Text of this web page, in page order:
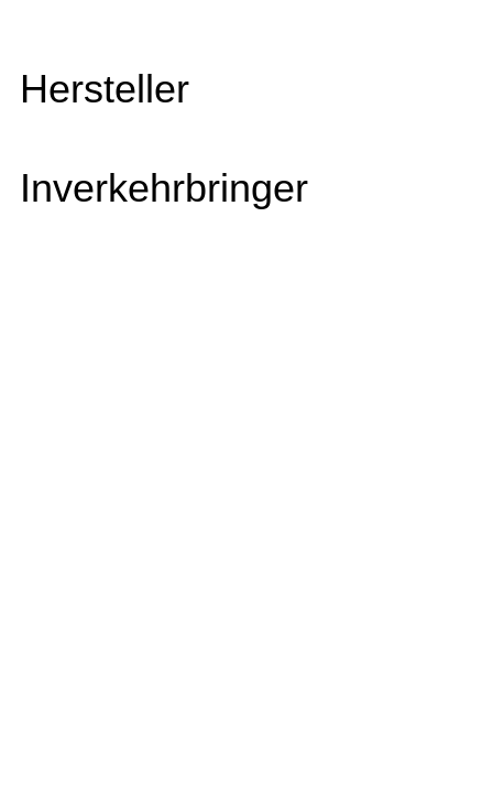
Hersteller
Inverkehrbringer